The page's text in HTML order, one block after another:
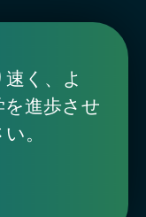
く、よ
進歩させ
。